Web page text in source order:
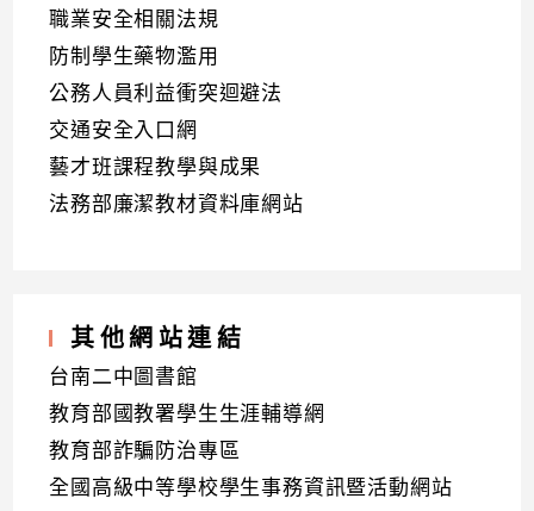
職業安全相關法規
防制學生藥物濫用
公務人員利益衝突迴避法
交通安全入口網
藝才班課程教學與成果
法務部廉潔教材資料庫網站
其他網站連結
台南二中圖書館
教育部國教署學生生涯輔導網
教育部詐騙防治專區
全國高級中等學校學生事務資訊暨活動網站